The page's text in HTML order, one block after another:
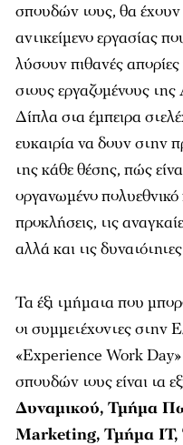
σπουδών τους, θα έχουν
αντικείμενο εργασίας
λύσουν πιθανές
στους εργαζομένους
Δίπλα στα έμπειρα
ευκαιρία να δουν στην
της κάθε θέσης, πώς
οργανωμένο πολυεθνικό
προκλήσεις, τις
αλλά και τις
Τα έξι τμήματα που
οι συμμετέχοντες στην
«Experience Work Day»
σπουδών τους είναι τα
Δυναμικού, Τμήμα
Marketing, Τμήμα IT,